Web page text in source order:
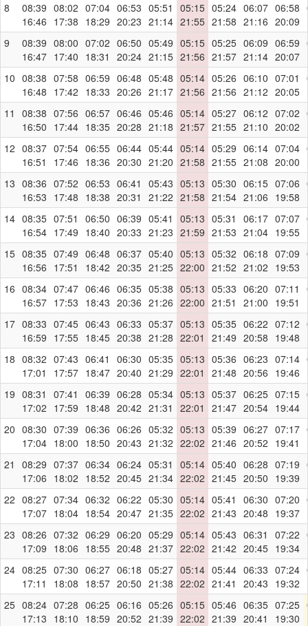
8
08:39
16:46
08:02
17:38
07:04
18:29
06:53
20:23
05:51
21:14
05:15
21:55
05:24
21:58
06:07
21:16
06:58
20:09
9
08:39
16:47
08:00
17:40
07:02
18:31
06:50
20:24
05:49
21:15
05:15
21:56
05:25
21:57
06:09
21:14
06:59
20:07
10 08:38
16:48
07:58
17:42
06:59
18:33
06:48
20:26
05:48
21:17
05:14
21:56
05:26
21:56
06:10
21:12
07:01
20:05
11
08:38
16:50
07:56
17:44
06:57
18:35
06:46
20:28
05:46
21:18
05:14
21:57
05:27
21:55
06:12
21:10
07:02
20:02
12 08:37
16:51
07:54
17:46
06:55
18:36
06:44
20:30
05:44
21:20
05:14
21:58
05:29
21:55
06:14
21:08
07:04
20:00
13 08:36
16:53
07:52
17:48
06:53
18:38
06:41
20:31
05:43
21:22
05:13
21:58
05:30
21:54
06:15
21:06
07:06
19:58
14 08:35
16:54
07:51
17:49
06:50
18:40
06:39
20:33
05:41
21:23
05:13
21:59
05:31
21:53
06:17
21:04
07:07
19:55
15 08:35
16:56
07:49
17:51
06:48
18:42
06:37
20:35
05:40
21:25
05:13
22:00
05:32
21:52
06:18
21:02
07:09
19:53
16 08:34
16:57
07:47
17:53
06:46
18:43
06:35
20:36
05:38
21:26
05:13
22:00
05:33
21:51
06:20
21:00
07:11
19:51
17 08:33
16:59
07:45
17:55
06:43
18:45
06:33
20:38
05:37
21:28
05:13
22:01
05:35
21:49
06:22
20:58
07:12
19:48
18 08:32
17:01
07:43
17:57
06:41
18:47
06:30
20:40
05:35
21:29
05:13
22:01
05:36
21:48
06:23
20:56
07:14
19:46
19 08:31
17:02
07:41
17:59
06:39
18:48
06:28
20:42
05:34
21:31
05:13
22:01
05:37
21:47
06:25
20:54
07:15
19:44
20 08:30
17:04
07:39
18:00
06:36
18:50
06:26
20:43
05:32
21:32
05:13
22:02
05:39
21:46
06:27
20:52
07:17
19:41
21
08:29
17:06
07:37
18:02
06:34
18:52
06:24
20:45
05:31
21:34
05:14
22:02
05:40
21:45
06:28
20:50
07:19
19:39
22 08:27
17:07
07:34
18:04
06:32
18:54
06:22
20:47
05:30
21:35
05:14
22:02
05:41
21:43
06:30
20:48
07:20
19:37
23 08:26
17:09
07:32
18:06
06:29
18:55
06:20
20:48
05:29
21:37
05:14
22:02
05:43
21:42
06:31
20:45
07:22
19:34
24 08:25
17:11
07:30
18:08
06:27
18:57
06:18
20:50
05:27
21:38
05:14
22:02
05:44
21:41
06:33
20:43
07:24
19:32
25 08:24
17:13
07:28
18:10
06:25
18:59
06:16
20:52
05:26
21:39
05:15
22:02
05:46
21:39
06:35
20:41
07:25
19:30